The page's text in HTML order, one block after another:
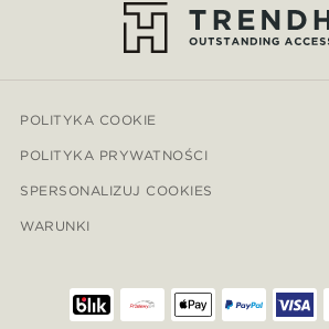
POLITYKA COOKIE
POLITYKA PRYWATNOŚCI
SPERSONALIZUJ COOKIES
WARUNKI